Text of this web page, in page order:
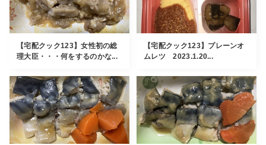
【宅配クック123】女性初の総
理大臣・・・何をするのかな...
【宅配クック123】プレーンオ
ムレツ 2023.1.20...